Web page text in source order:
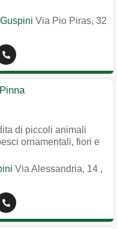
Via Pio Piras, 32
di piccoli animali
ornamentali, fiori e
Via Alessandria, 14 ,